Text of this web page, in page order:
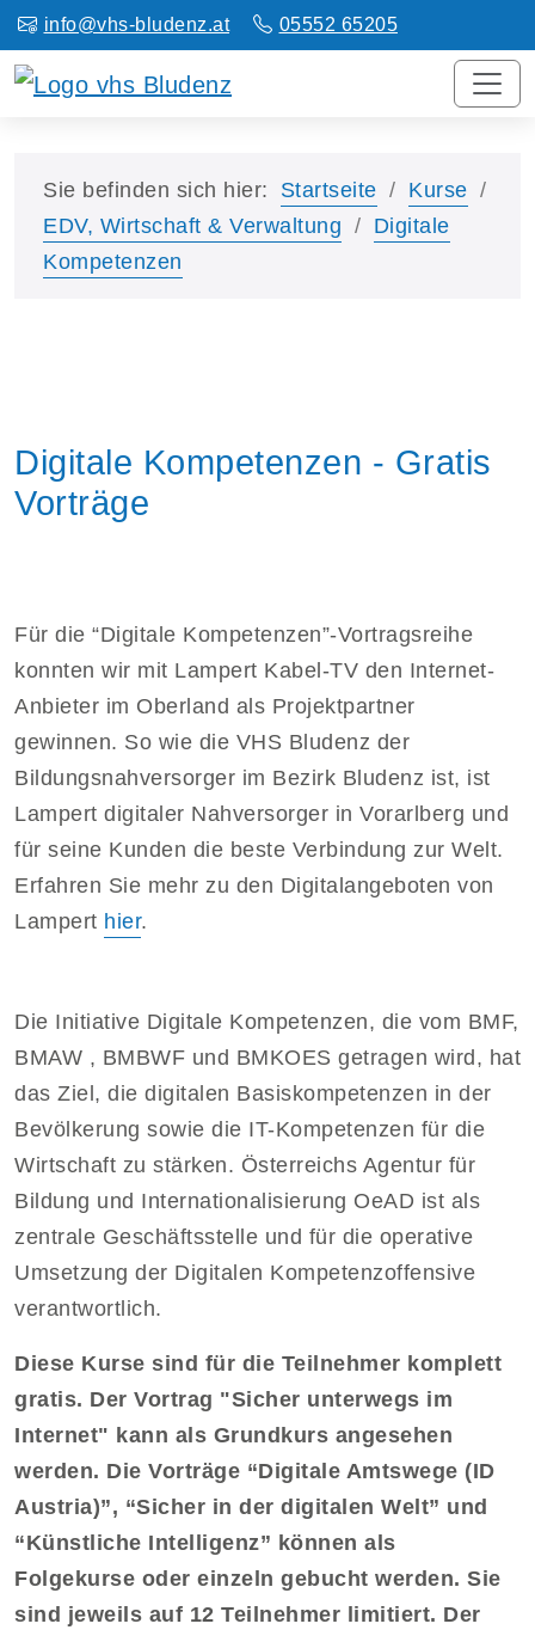
info@vhs-bludenz.at 05552 65205
Sie befinden sich hier: Startseite
Kurse
EDV, Wirtschaft & Verwaltung
Digitale
Kompetenzen
Digitale Kompetenzen - Gratis
Vorträge
Für die “Digitale Kompetenzen”-Vortragsreihe
konnten wir mit Lampert Kabel-TV den Internet-
Anbieter im Oberland als Projektpartner
gewinnen. So wie die VHS Bludenz der
Bildungsnahversorger im Bezirk Bludenz ist, ist
Lampert digitaler Nahversorger in Vorarlberg und
für seine Kunden die beste Verbindung zur Welt.
Erfahren Sie mehr zu den Digitalangeboten von
Lampert hier.
Die Initiative Digitale Kompetenzen, die vom BMF,
BMAW , BMBWF und BMKOES getragen wird, hat
das Ziel, die digitalen Basiskompetenzen in der
Bevölkerung sowie die IT-Kompetenzen für die
Wirtschaft zu stärken. Österreichs Agentur für
Bildung und Internationalisierung OeAD ist als
zentrale Geschäftsstelle und für die operative
Umsetzung der Digitalen Kompetenzoffensive
verantwortlich.
Diese Kurse sind für die Teilnehmer komplett
gratis. Der Vortrag "Sicher unterwegs im
Internet" kann als Grundkurs angesehen
werden. Die Vorträge “Digitale Amtswege (ID
Austria)”, “Sicher in der digitalen Welt” und
“Künstliche Intelligenz” können als
Folgekurse oder einzeln gebucht werden. Sie
sind jeweils auf 12 Teilnehmer limitiert. Der